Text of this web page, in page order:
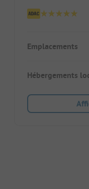
Emplacements
Hébergements